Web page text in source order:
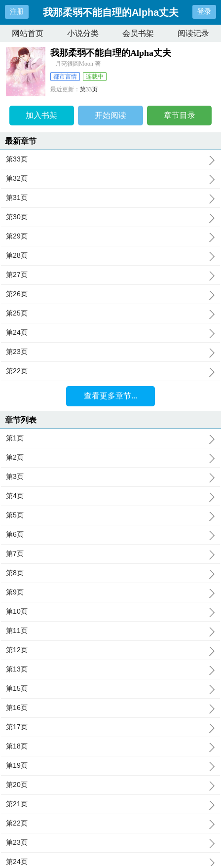
注册 我那柔弱不能自理的Alpha丈夫 登录
网站首页 小说分类 会员书架 阅读记录
我那柔弱不能自理的Alpha丈夫
月亮很圆Moon 著
都市言情
连载中
最近更新：第33页
加入书架 开始阅读 章节目录
最新章节
第33页
第32页
第31页
第30页
第29页
第28页
第27页
第26页
第25页
第24页
第23页
第22页
查看更多章节...
章节列表
第1页
第2页
第3页
第4页
第5页
第6页
第7页
第8页
第9页
第10页
第11页
第12页
第13页
第15页
第16页
第17页
第18页
第19页
第20页
第21页
第22页
第23页
第24页